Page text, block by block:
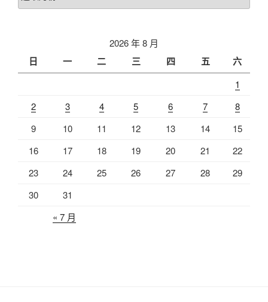
整
2026 年 8 月
日 一 二 三 四 五 六
1
2
3 4 5 6 7
8
9
10 11 12 13 14
15
16
17 18 19 20 21
22
23
24 25 26 27 28
29
30
31
« 7 月